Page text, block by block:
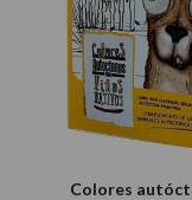
Colores